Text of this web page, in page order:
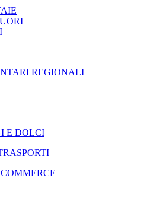
REGIONALI
E DOLCI